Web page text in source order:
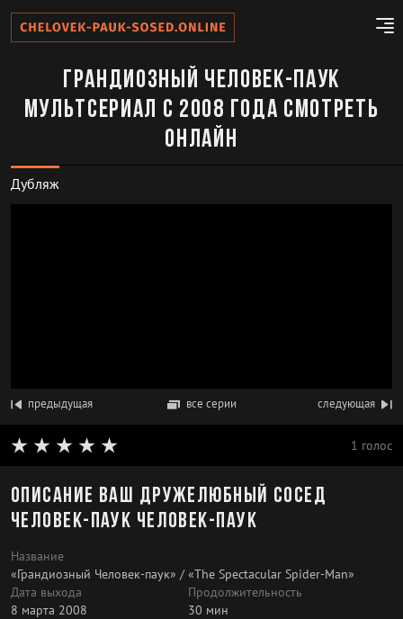
Грандиозный Человек-паук
Мультсериал с 2008 года смотреть
онлайн
Дубляж
предыдущая все серии следующая
1 голос
Описание Ваш дружелюбный сосед
Человек-паук Человек-паук
Название
«Грандиозный Человек-паук» / «The Spectacular Spider-Man»
Дата выхода
8 марта 2008
Продолжительность
30 мин